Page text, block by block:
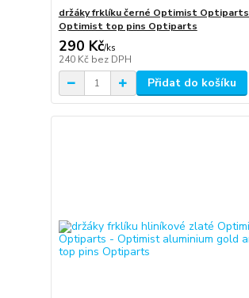
držáky frklíku černé Optimist
Optimist top pins Optiparts
290 Kč/ks
240 Kč bez DPH
Přidat do košíku